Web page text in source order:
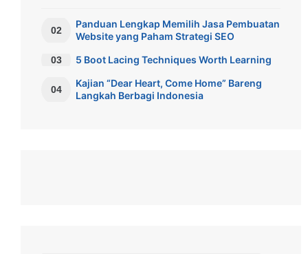
02
Panduan Lengkap Memilih Jasa Pembuatan
Website yang Paham Strategi SEO
03 5 Boot Lacing Techniques Worth Learning
04
Kajian “Dear Heart, Come Home” Bareng
Langkah Berbagi Indonesia